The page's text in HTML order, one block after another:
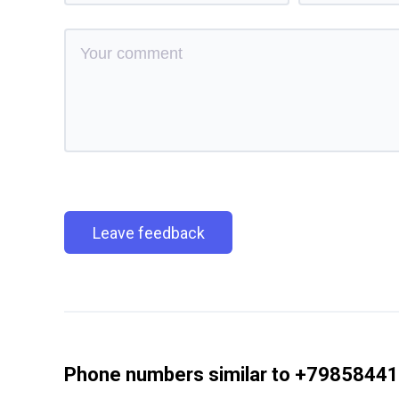
Leave feedback
Phone numbers similar to